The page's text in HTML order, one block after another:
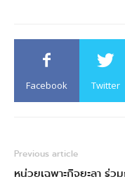
Facebook Twitter
Previous article
หน่วยเฉพาะกิจยะลา ร่ว